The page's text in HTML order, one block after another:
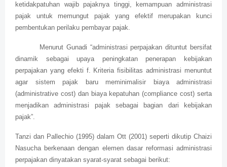
ketidakpatuhan wajib pajaknya tinggi, kemampuan administrasi
pajak untuk memungut pajak yang efektif merupakan kunci
pembentukan perilaku pembayar pajak.
Menurut Gunadi “administrasi perpajakan dituntut bersifat
dinamik sebagai upaya peningkatan penerapan kebijakan
perpajakan yang efekti f. Kriteria fisibilitas administrasi menuntut
agar sistem pajak baru meminimalisir biaya administrasi
(administrative cost) dan biaya kepatuhan (compliance cost) serta
menjadikan administrasi pajak sebagai bagian dari kebijakan
pajak”.
Tanzi dan Pallechio (1995) dalam Ott (2001) seperti dikutip Chaizi
Nasucha berkenaan dengan elemen dasar reformasi administrasi
perpajakan dinyatakan syarat-syarat sebagai berikut: